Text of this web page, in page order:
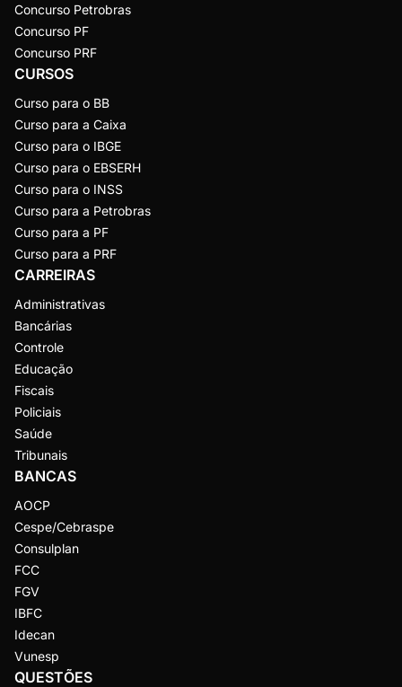
Concurso Petrobras
Concurso PF
Concurso PRF
CURSOS
Curso para o BB
Curso para a Caixa
Curso para o IBGE
Curso para o EBSERH
Curso para o INSS
Curso para a Petrobras
Curso para a PF
Curso para a PRF
CARREIRAS
Administrativas
Bancárias
Controle
Educação
Fiscais
Policiais
Saúde
Tribunais
BANCAS
AOCP
Cespe/Cebraspe
Consulplan
FCC
FGV
IBFC
Idecan
Vunesp
QUESTÕES